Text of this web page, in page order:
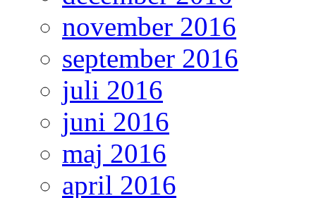
november 2016
september 2016
juli 2016
juni 2016
maj 2016
april 2016